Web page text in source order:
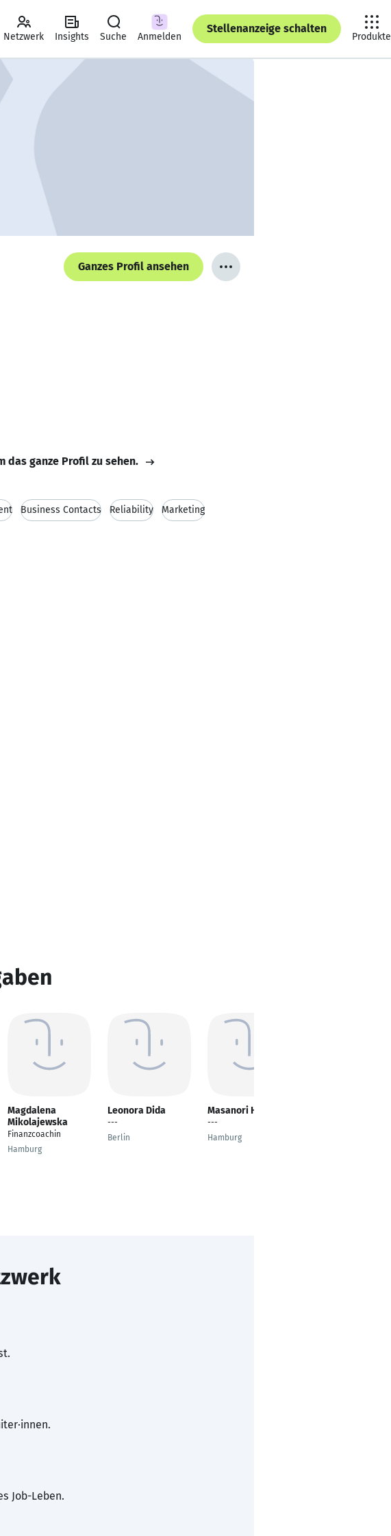
Netzwerk Insights Suche Anmelden
Stellenanzeige schalten
Produkte
Ganzes Profil ansehen
das ganze Profil zu sehen.
Business Contacts Reliability Marketing
Magdalena
Mikolajewska
Finanzcoachin
Hamburg
Leonora Dida
---
Berlin
Masanori HATSUSE
---
Hamburg
Job-Leben.